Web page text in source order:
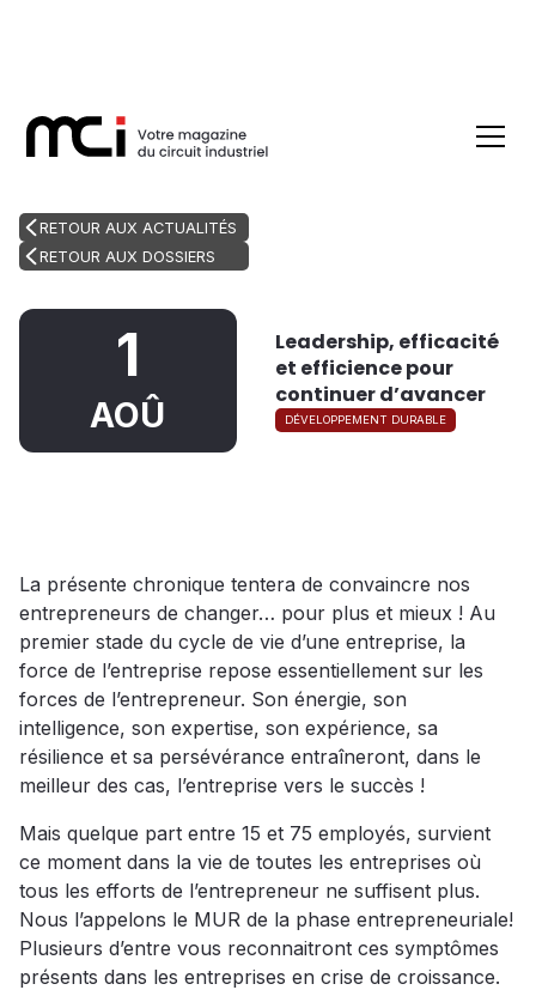
RETOUR AUX ACTUALITÉS
RETOUR AUX DOSSIERS
1
AOÛ
Leadership, efficacité
et efficience pour
continuer d’avancer
DÉVELOPPEMENT DURABLE
La présente chronique tentera de convaincre nos
entrepreneurs de changer… pour plus et mieux ! Au
premier stade du cycle de vie d’une entreprise, la
force de l’entreprise repose essentiellement sur les
forces de l’entrepreneur. Son énergie, son
intelligence, son expertise, son expérience, sa
résilience et sa persévérance entraîneront, dans le
meilleur des cas, l’entreprise vers le succès !
Mais quelque part entre 15 et 75 employés, survient
ce moment dans la vie de toutes les entreprises où
tous les efforts de l’entrepreneur ne suffisent plus.
Nous l’appelons le MUR de la phase entrepreneuriale!
Plusieurs d’entre vous reconnaitront ces symptômes
présents dans les entreprises en crise de croissance.